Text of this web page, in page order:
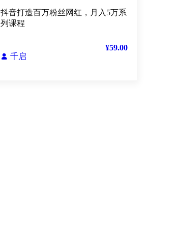
抖音打造百万粉丝网红，月入5万系
列课程
 千启
¥59.00